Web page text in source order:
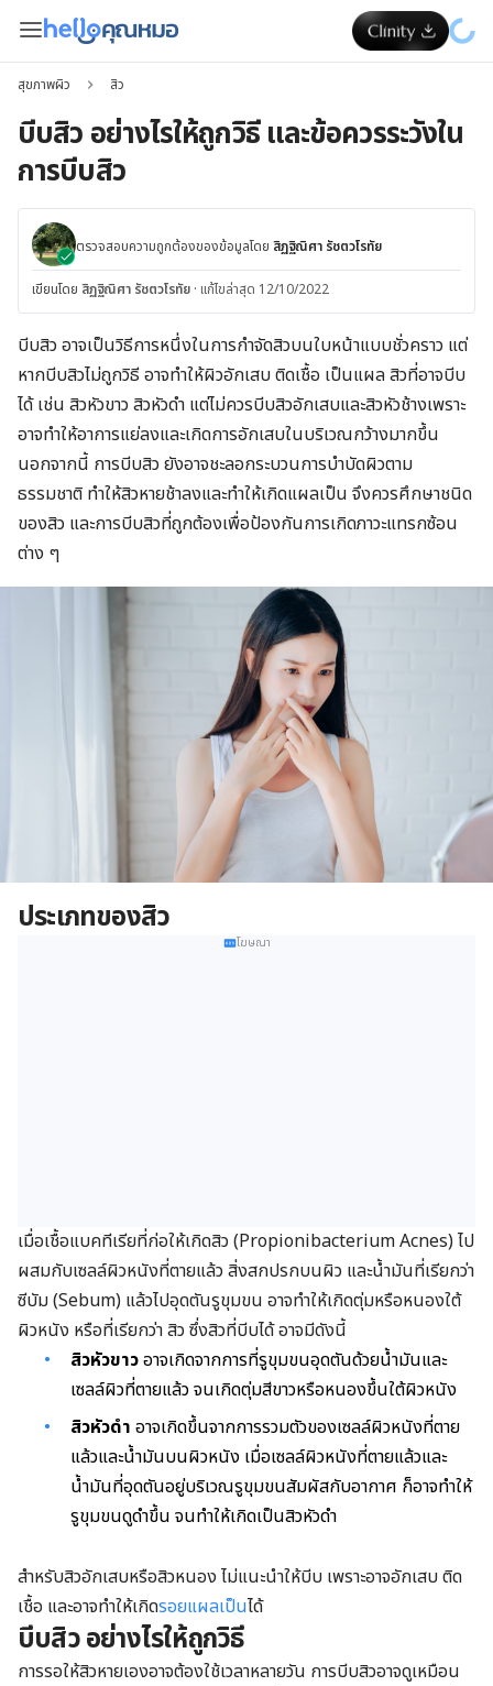
สุขภาพผิว สิว
บีบสิว อย่างไรให้ถูกวิธี และข้อควรระวังใน
การบีบสิว
ตรวจสอบความถูกต้องของข้อมูลโดย สิฏฐิณิศา รัชตวโรทัย
เขียนโดย สิฏฐิณิศา รัชตวโรทัย · แก้ไขล่าสุด 12/10/2022
บีบสิว อาจเป็นวิธีการหนึ่งในการกำจัดสิวบนใบหน้าแบบชั่วคราว แต่
หากบีบสิวไม่ถูกวิธี อาจทำให้ผิวอักเสบ ติดเชื้อ เป็นแผล สิวที่อาจบีบ
ได้ เช่น สิวหัวขาว สิวหัวดำ แต่ไม่ควรบีบสิวอักเสบและสิวหัวช้างเพราะ
อาจทำให้อาการแย่ลงและเกิดการอักเสบในบริเวณกว้างมากขึ้น
นอกจากนี้ การบีบสิว ยังอาจชะลอกระบวนการบำบัดผิวตาม
ธรรมชาติ ทำให้สิวหายช้าลงและทำให้เกิดแผลเป็น จึงควรศึกษาชนิด
ของสิว และการบีบสิวที่ถูกต้องเพื่อป้องกันการเกิดภาวะแทรกซ้อน
ต่าง ๆ
ประเภทของสิว
โฆษณา
เมื่อเชื้อแบคทีเรียที่ก่อให้เกิดสิว (Propionibacterium Acnes) ไป
ผสมกับเซลล์ผิวหนังที่ตายแล้ว สิ่งสกปรกบนผิว และน้ำมันที่เรียกว่า
ซีบัม (Sebum) แล้วไปอุดตันรูขุมขน อาจทำให้เกิดตุ่มหรือหนองใต้
ผิวหนัง หรือที่เรียกว่า สิว ซึ่งสิวที่บีบได้ อาจมีดังนี้
สิวหัวขาวอาจเกิดจากการที่รูขุมขนอุดตันด้วยน้ำมันและ
เซลล์ผิวที่ตายแล้ว จนเกิดตุ่มสีขาวหรือหนองขึ้นใต้ผิวหนัง
สิวหัวดำ อาจเกิดขึ้นจากการรวมตัวของเซลล์ผิวหนังที่ตาย
แล้วและน้ำมันบนผิวหนัง เมื่อเซลล์ผิวหนังที่ตายแล้วและ
น้ำมันที่อุดตันอยู่บริเวณรูขุมขนสัมผัสกับอากาศ ก็อาจทำให้
รูขุมขนดูดำขึ้น จนทำให้เกิดเป็นสิวหัวดำ
สำหรับสิวอักเสบหรือสิวหนอง ไม่แนะนำให้บีบ เพราะอาจอักเสบ ติด
เชื้อ และอาจทำให้เกิดรอยแผลเป็นได้
บีบสิว อย่างไรให้ถูกวิธี
การรอให้สิวหายเองอาจต้องใช้เวลาหลายวัน การบีบสิวอาจดูเหมือน